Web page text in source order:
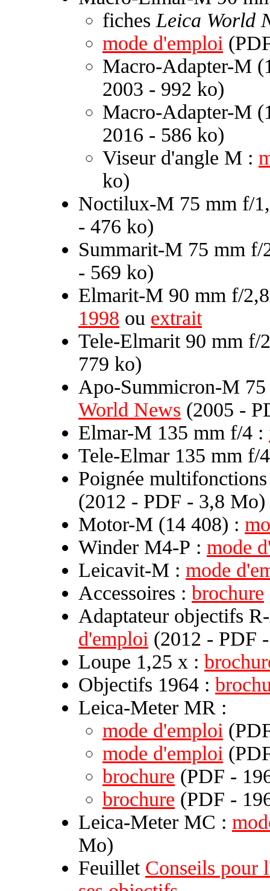
fiches Leica World
mode d'emploi
Macro-Adapter-M
2003 - 992 ko)
Macro-Adapter-M
2016 - 586 ko)
Viseur d'angle M :
ko)
Noctilux-M 75 mm f/
- 476 ko)
Summarit-M 75 mm
- 569 ko)
Elmarit-M 90 mm f/
1998 ou extrait
Tele-Elmarit 90 mm f/
779 ko)
Apo-Summicron-M
World News (2005 -
Elmar-M 135 mm f/4 :
Tele-Elmar 135 mm f/
Poignée
(2012 - PDF - 3,8 Mo)
Motor-M (14 408) :
Winder M4-P : mode
Leicavit-M : mode
Accessoires : brochure
Adaptateur objectifs
d'emploi (2012 - PDF
Loupe 1,25 x :
Objectifs 1964 :
Leica-Meter MR :
mode d'emploi
mode d'emploi
brochure (PDF -
brochure (PDF -
Leica-Meter MC :
Mo)
Feuillet Conseils pour